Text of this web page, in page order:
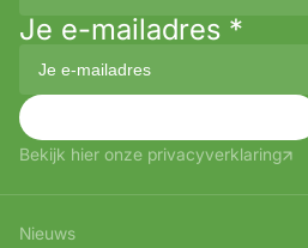
Je e-mailadres *
Bekijk hier onze privacyverklaring
Nieuws